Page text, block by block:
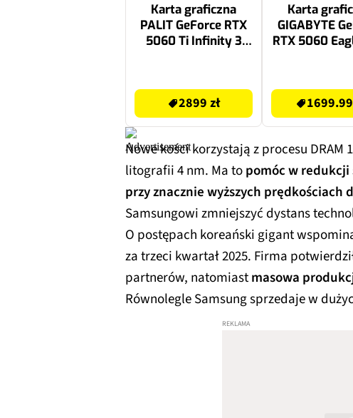
Karta graficzna
PALIT GeForce RTX
5060 Ti Infinity 3
2899 zł
Karta
GIGABYTE
RTX 5060
Nowe kości korzystają z procesu DRAM
litografii 4 nm. Ma topomóc w
przy znacznie wyższych prędkościach
Samsungowi zmniejszyć dystans
O postępach koreański gigant
za trzeci kwartał 2025. Firma
partnerów, natomiastmasowa
Równolegle Samsung sprzedaje w